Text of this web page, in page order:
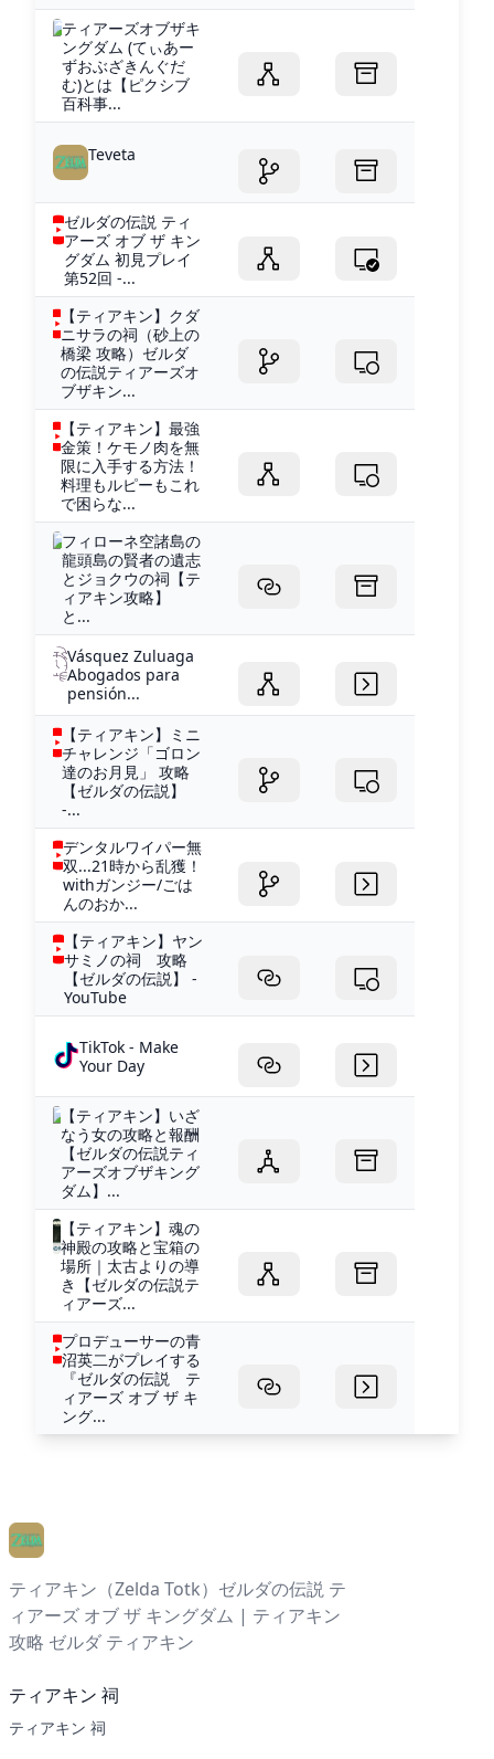
ティアーズオブザキ
ングダム (てぃあー
ずおぶざきんぐだ
む)とは【ピクシブ
百科事...
Teveta
ゼルダの伝説 ティ
アーズ オブ ザ キン
グダム 初見プレイ
第52回 -...
【ティアキン】クダ
ニサラの祠（砂上の
橋梁 攻略）ゼルダ
の伝説ティアーズオ
ブザキン...
【ティアキン】最強
金策！ケモノ肉を無
限に入手する方法！
料理もルピーもこれ
で困らな...
フィローネ空諸島の
龍頭島の賢者の遺志
とジョクウの祠【テ
ィアキン攻略】
と...
Vásquez Zuluaga
Abogados para
pensión...
【ティアキン】ミニ
チャレンジ「ゴロン
達のお月見」 攻略
【ゼルダの伝説】
-...
デンタルワイパー無
双...21時から乱獲！
withガンジー/ごは
んのおか...
【ティアキン】ヤン
サミノの祠 攻略
【ゼルダの伝説】 -
YouTube
TikTok - Make
Your Day
【ティアキン】いざ
なう女の攻略と報酬
【ゼルダの伝説ティ
アーズオブザキング
ダム】...
【ティアキン】魂の
神殿の攻略と宝箱の
場所｜太古よりの導
き【ゼルダの伝説テ
ィアーズ...
プロデューサーの青
沼英二がプレイする
『ゼルダの伝説 テ
ィアーズ オブ ザ キ
ング...
ティアキン（Zelda Totk）ゼルダの伝説 テ
ィアーズ オブ ザ キングダム | ティアキン
攻略 ゼルダ ティアキン
ティアキン 祠
ティアキン 祠